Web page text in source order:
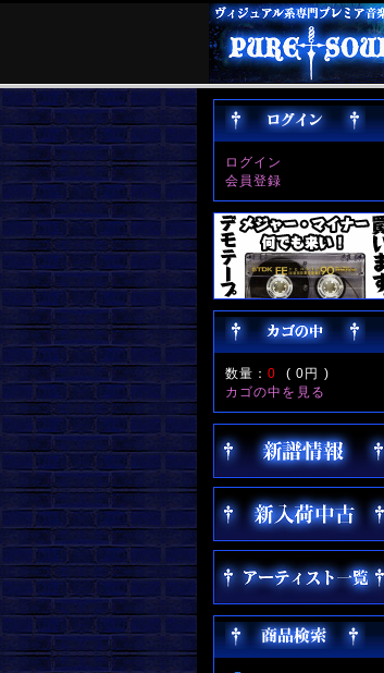
ログイン
会員登録
数量：0 (0円 )
カゴの中を見る